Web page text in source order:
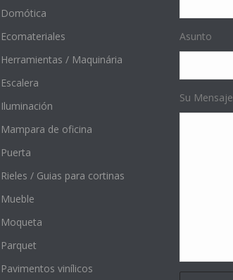
Domótica
Ecomateriales
Herramientas / Maquinária
Escalera
Iluminación
Mampara de oficina
Puerta
Rieles / Guias para cortinas
Mueble
Moqueta
Parquet
Pavimentos vinílicos
Asunto
Su Mensaje